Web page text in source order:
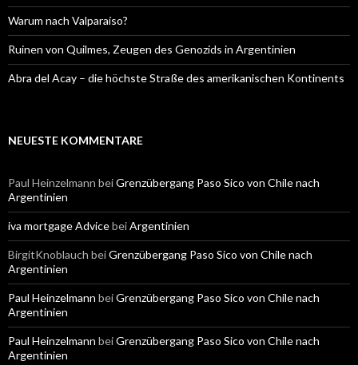
Warum nach Valparaíso?
Ruinen von Quilmes, Zeugen des Genozids in Argentinien
Abra del Acay – die höchste Straße des amerikanischen Kontinents
NEUESTE KOMMENTARE
Paul Heinzelmann beiGrenzübergang Paso Sico von Chile nach
Argentinien
iva mortgage AdvicebeiArgentinien
BirgitKnoblauch beiGrenzübergang Paso Sico von Chile nach
Argentinien
Paul Heinzelmann beiGrenzübergang Paso Sico von Chile nach
Argentinien
Paul Heinzelmann beiGrenzübergang Paso Sico von Chile nach
Argentinien